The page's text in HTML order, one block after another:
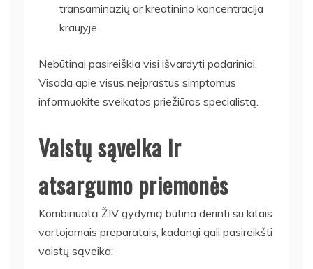
transaminazių ar kreatinino koncentracija
kraujyje.
Nebūtinai pasireiškia visi išvardyti padariniai.
Visada apie visus neįprastus simptomus
informuokite sveikatos priežiūros specialistą.
Vaistų sąveika ir
atsargumo priemonės
Kombinuotą ŽIV gydymą būtina derinti su kitais
vartojamais preparatais, kadangi gali pasireikšti
vaistų sąveika: